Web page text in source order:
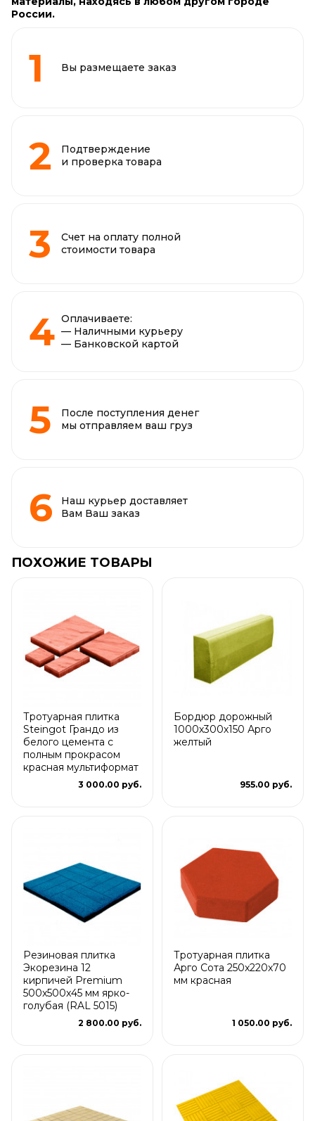
России.
Вы размещаете заказ
Подтверждение
и проверка товара
Счет на оплату полной
стоимости товара
Оплачиваете:
— Наличными курьеру
— Банковской картой
После поступления денег
мы отправляем ваш груз
Наш курьер доставляет
Вам Ваш заказ
ПОХОЖИЕ ТОВАРЫ
Тротуарная плитка
Steingot Грандо из
белого цемента с
полным прокрасом
красная мультиформат
3 000.00 руб.
Бордюр дорожный
1000х300х150 Арго
желтый
955.00 руб.
Резиновая плитка
Экорезина 12
кирпичей Premium
500x500x45 мм ярко-
голубая (RAL 5015)
2 800.00 руб.
Тротуарная плитка
Арго Сота 250x220x70
мм красная
1 050.00 руб.